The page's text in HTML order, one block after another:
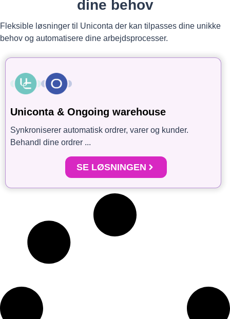
dine behov
Fleksible løsninger til Uniconta der kan tilpasses dine unikke
behov og automatisere dine arbejdsprocesser.
Uniconta & Ongoing warehouse
Synkroniserer automatisk ordrer, varer og kunder.
Behandl dine ordrer ...
SE LØSNINGEN